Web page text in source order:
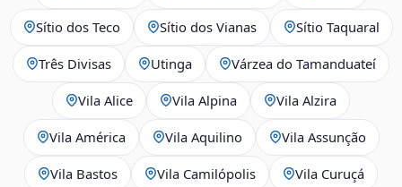
Sítio dos Teco Sítio dos Vianas Sítio Taquaral
Três Divisas Utinga Várzea do Tamanduateí
Vila Alice Vila Alpina Vila Alzira
Vila América Vila Aquilino Vila Assunção
Vila Bastos Vila Camilópolis Vila Curuçá